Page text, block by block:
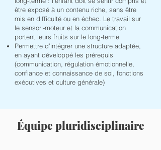
être exposé à un contenu riche, sans être
mis en difficulté ou en échec. Le travail sur
le sensori-moteur et la communication
portent leurs fruits sur le long-terme
Permettre d’intégrer une structure adaptée,
en ayant développé les prérequis
(communication, régulation émotionnelle,
confiance et connaissance de soi, fonctions
exécutives et culture générale)
Équipe pluridisciplinaire